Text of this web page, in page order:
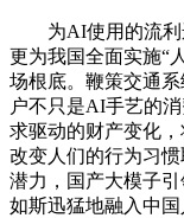
为AI使用的流利
更为我国全面实施“
场根底。鞭策交通
户不只是AI手艺的
求驱动的财产变化
改变人们的行为习
潜力，国产大模子
如斯迅猛地融入中